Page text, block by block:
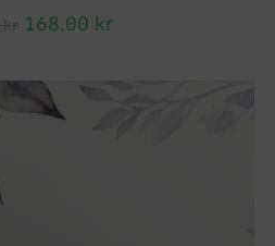
168.00 kr